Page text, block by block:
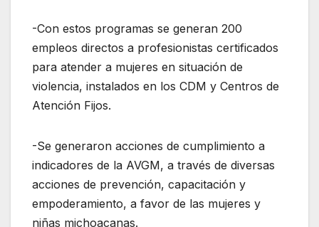
-Con estos programas se generan 200
empleos directos a profesionistas certificados
para atender a mujeres en situación de
violencia, instalados en los CDM y Centros de
Atención Fijos.
-Se generaron acciones de cumplimiento a
indicadores de la AVGM, a través de diversas
acciones de prevención, capacitación y
empoderamiento, a favor de las mujeres y
niñas michoacanas.